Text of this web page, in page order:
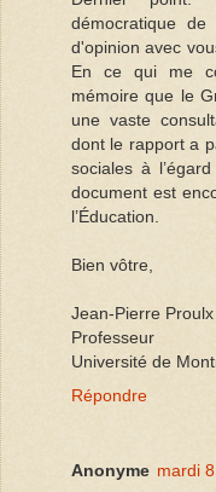
démocratique
d'opinion avec
En ce qui me
mémoire que le
une vaste
dont le rapport a
sociales à
document est
l’Éducation.
Bien vôtre,
Jean-Pierre Proulx
Professeur
Université de
Répondre
Anonyme mardi